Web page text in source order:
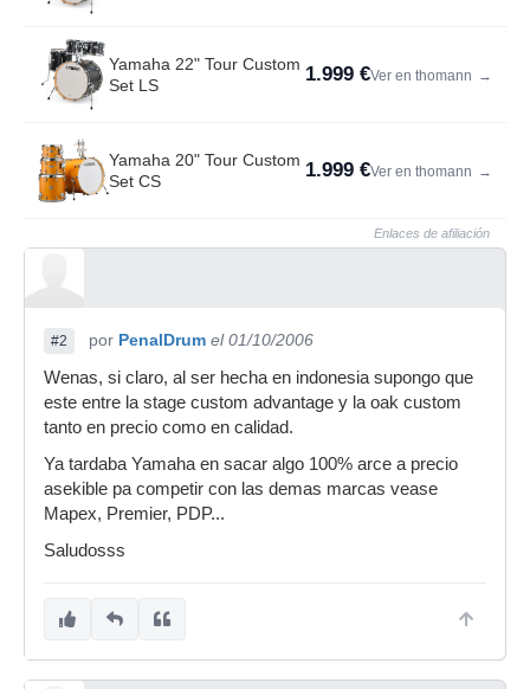
Yamaha 22" Tour Custom
Set LS
1.999 €Ver en thomann →
Yamaha 20" Tour Custom
Set CS
1.999 €Ver en thomann →
Enlaces de afiliación
#2 por PenalDrum el 01/10/2006
Wenas, si claro, al ser hecha en indonesia supongo que
este entre la stage custom advantage y la oak custom
tanto en precio como en calidad.
Ya tardaba Yamaha en sacar algo 100% arce a precio
asekible pa competir con las demas marcas vease
Mapex, Premier, PDP...
Saludosss